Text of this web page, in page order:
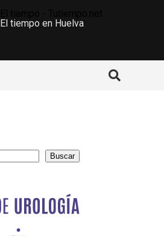
El tiempo en Huelva
Buscar